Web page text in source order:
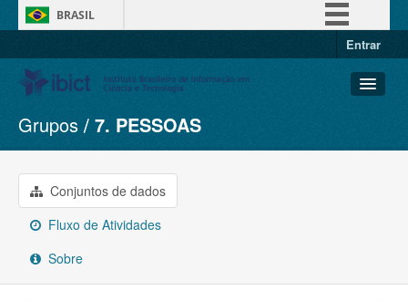
BRASIL
Entrar
Conjuntos de dados
Organizações
Grupos
Sobre
Grupos 7. PESSOAS
Conjuntos de dados
Fluxo de Atividades
Sobre